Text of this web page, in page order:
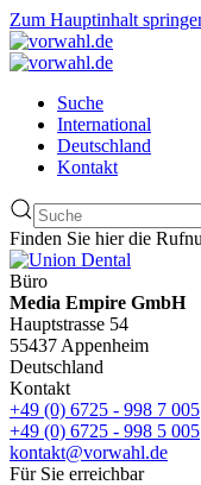
Zum Hauptinhalt
Suche
International
Deutschland
Kontakt
Finden Sie hier die
Büro
Media Empire GmbH
Hauptstrasse 54
55437 Appenheim
Deutschland
Kontakt
+49 (0) 6725 - 998 7 005
+49 (0) 6725 - 998 5 005
kontakt@vorwahl.de
Für Sie erreichbar